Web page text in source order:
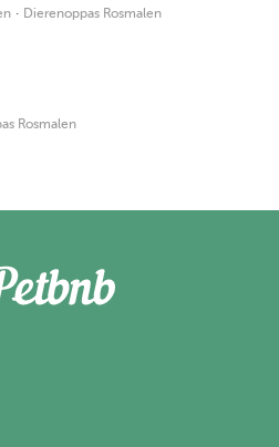
· Dierenoppas Rosmalen
Rosmalen